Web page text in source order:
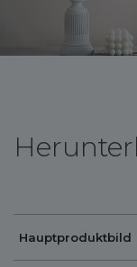
Hauptproduktbild